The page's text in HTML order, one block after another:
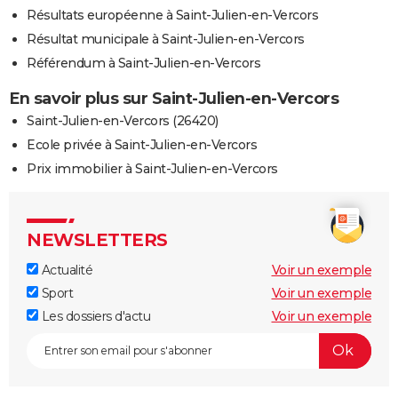
Résultats européenne à Saint-Julien-en-Vercors
Résultat municipale à Saint-Julien-en-Vercors
Référendum à Saint-Julien-en-Vercors
En savoir plus sur Saint-Julien-en-Vercors
Saint-Julien-en-Vercors (26420)
Ecole privée à Saint-Julien-en-Vercors
Prix immobilier à Saint-Julien-en-Vercors
NEWSLETTERS
Actualité
Voir un exemple
Sport
Voir un exemple
Les dossiers d'actu
Voir un exemple